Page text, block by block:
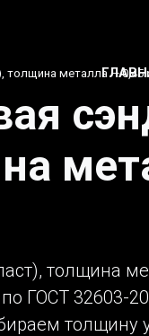
толщина металла —
толщина
ГОСТ 32603-
толщину